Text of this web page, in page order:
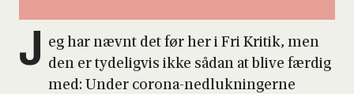
J eg har nævnt det før her i Fri Kri­tik, men
den er tyde­lig­vis ikke sådan at bli­ve fær­dig
med: Under cor­o­na-ned­luk­nin­ger­ne